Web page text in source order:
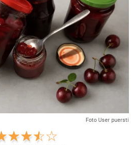
Foto User puersti